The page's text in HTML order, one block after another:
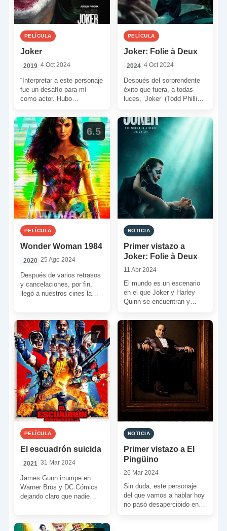
PELÍCULA
Joker
2019 4 Oct 2024
“Interpretar a este personaje
fue un desafío para mí
como actor. Hubo
pena por él y […]
PELÍCULA
Joker: Folie à Deux
2024 4 Oct 2024
Después del sorprendente
éxito que fuera, a todas
luces, ‘Joker’ (Todd Phillips,
una secuela. Una […]
6.5
PELÍCULA
Wonder Woman 1984
2020 25 Ago 2024
Después de varios retrasos
y cancelaciones, por fin,
llegó a nuestros cines la
princesa de […]
NOTICIA
Primer vistazo a
Joker: Folie à Deux
11 Abr 2024
El mundo es un escenario
en el que Joker y Harley
Quinn se encuentran y
Porque […]
7
PELÍCULA
El escuadrón suicida
2021 31 Mar 2024
James Gunn irrumpe en
Warner Bros y DC Cómics
dejando claro que nadie
NOTICIA
Primer vistazo a El
Pingüino
26 Mar 2024
Sin duda, este personaje
del que vamos a hablar hoy
no pasó desapercibido en la